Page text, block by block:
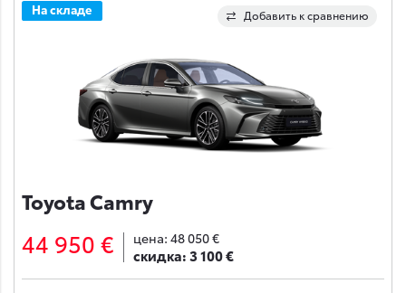
Добавить к сравнению
На складе
Toyota Camry
44 950 € цена: 48 050 €
скидка:3 100 €